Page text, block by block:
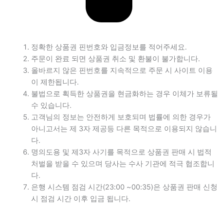
정확한 상품권 핀번호와 입금정보를 적어주세요.
주문이 완료 되면 상품권 취소 및 환불이 불가합니다.
올바르지 않은 핀번호를 지속적으로 주문 시 사이트 이용
이 제한됩니다.
불법으로 획득한 상품권을 현금화하는 경우 이체가 보류될
수 있습니다.
고객님의 정보는 안전하게 보호되며 법률에 의한 경우가
아니고서는 제 3자 제공등 다른 목적으로 이용되지 않습니
다.
명의도용 및 제3자 사기를 목적으로 상품권 판매 시 법적
처벌을 받을 수 있으며 당사는 수사 기관에 적극 협조합니
다.
은행 시스템 점검 시간(23:00 ~00:35)은 상품권 판매 신청
시 점검 시간 이후 입금 됩니다.